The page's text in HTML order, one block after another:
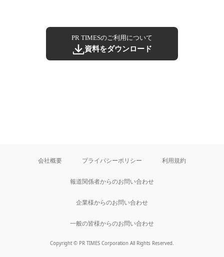
PR TIMESのご利用について
資料をダウンロード
会社概要 プライバシーポリシー 利用規約
報道関係者からのお問い合わせ
企業様からのお問い合わせ
一般の皆様からのお問い合わせ
Copyright © PR TIMES Corporation All Rights Reserved.